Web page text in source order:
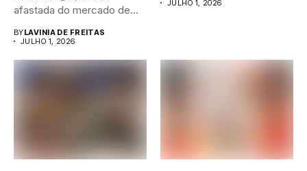
afastada do mercado de...
BYLAVINIA DE FREITAS
JULHO 1, 2026
JULHO 1, 2026